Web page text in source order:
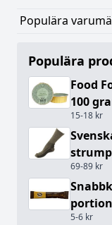
Populära
Populära
Food
100
15-18 kr
69-89 kr
5-6 kr